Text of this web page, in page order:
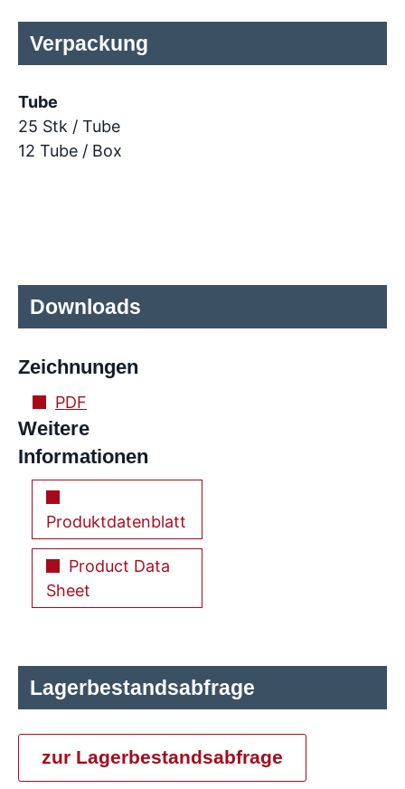
Verpackung
Tube
25 Stk / Tube
12 Tube / Box
Downloads
Zeichnungen
PDF
Weitere
Informationen
Produktdatenblatt
Product Data
Sheet
Lagerbestandsabfrage
zur Lagerbestandsabfrage